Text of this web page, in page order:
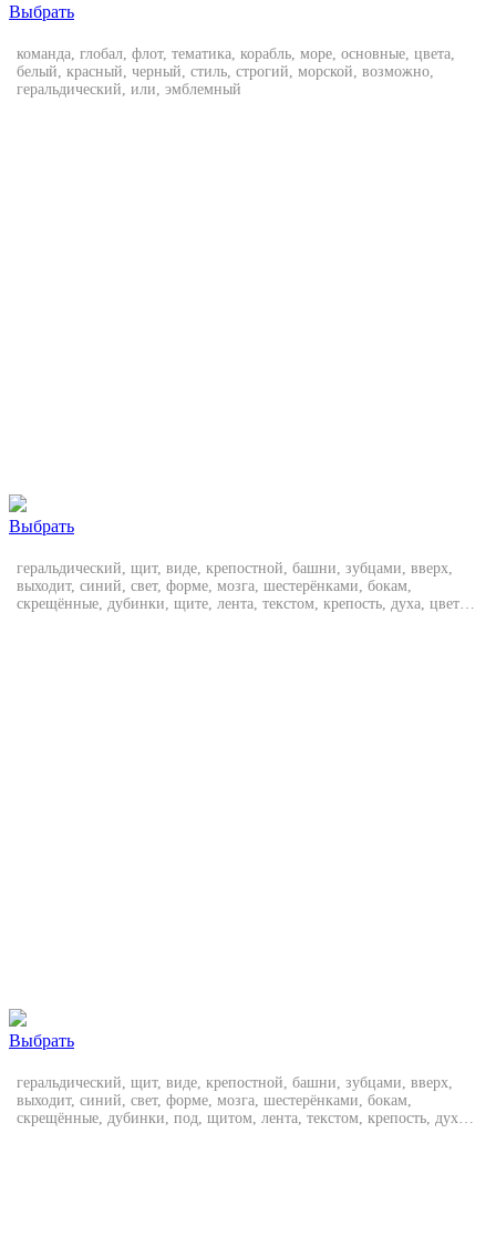
Выбрать
команда, глобал, флот, тематика, корабль, море, основные, цвета,
белый, красный, черный, стиль, строгий, морской, возможно,
геральдический, или, эмблемный
Выбрать
геральдический, щит, виде, крепостной, башни, зубцами, вверх,
выходит, синий, свет, форме, мозга, шестерёнками, бокам,
скрещённые, дубинки, щите, лента, текстом, крепость, духа, цвета,
Выбрать
геральдический, щит, виде, крепостной, башни, зубцами, вверх,
выходит, синий, свет, форме, мозга, шестерёнками, бокам,
скрещённые, дубинки, под, щитом, лента, текстом, крепость, духа,